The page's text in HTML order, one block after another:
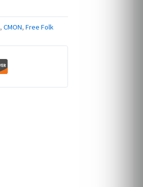
, CMON, Free Folk